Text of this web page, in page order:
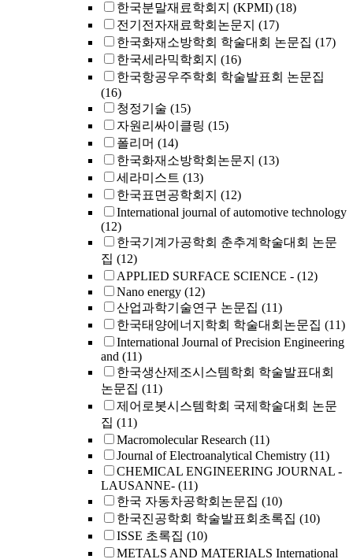
한국분말재료학회지 (KPMI) (18)
전기전자재료학회논문지 (17)
한국화재소방학회 학술대회 논문집 (17)
한국세라믹학회지 (16)
한국항공우주학회 학술발표회 논문집
(16)
청정기술 (15)
자원리싸이클링 (15)
폴리머 (14)
한국화재소방학회논문지 (13)
세라미스트 (13)
한국표면공학회지 (12)
International journal of automotive technology
(12)
한국기계가공학회 춘추계학술대회 논문
집 (12)
APPLIED SURFACE SCIENCE - (12)
Nano energy (12)
산업과학기술연구 논문집 (11)
한국태양에너지학회 학술대회논문집 (11)
International Journal of Precision Engineering
and (11)
한국생산제조시스템학회 학술발표대회
논문집 (11)
제어로봇시스템학회 국제학술대회 논문
집 (11)
Macromolecular Research (11)
Journal of Electroanalytical Chemistry (11)
CHEMICAL ENGINEERING JOURNAL -
LAUSANNE- (11)
한국 자동차공학회논문집 (10)
한국진공학회 학술발표회초록집 (10)
ISSE 초록집 (10)
METALS AND MATERIALS International